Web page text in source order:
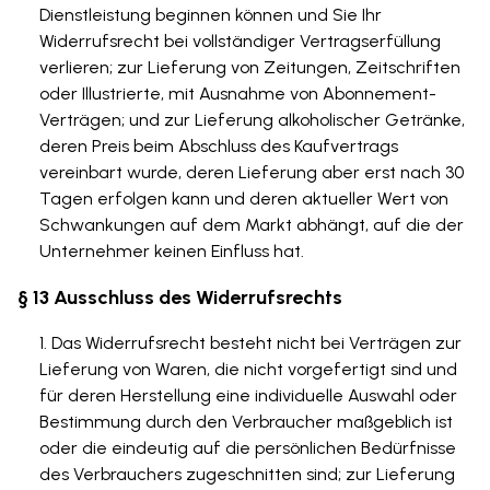
Dienstleistung beginnen können und Sie Ihr
Widerrufsrecht bei vollständiger Vertragserfüllung
verlieren; zur Lieferung von Zeitungen, Zeitschriften
oder Illustrierte, mit Ausnahme von Abonnement-
Verträgen; und zur Lieferung alkoholischer Getränke,
deren Preis beim Abschluss des Kaufvertrags
vereinbart wurde, deren Lieferung aber erst nach 30
Tagen erfolgen kann und deren aktueller Wert von
Schwankungen auf dem Markt abhängt, auf die der
Unternehmer keinen Einfluss hat.
§ 13 Ausschluss des Widerrufsrechts
Das Widerrufsrecht besteht nicht bei Verträgen zur
Lieferung von Waren, die nicht vorgefertigt sind und
für deren Herstellung eine individuelle Auswahl oder
Bestimmung durch den Verbraucher maßgeblich ist
oder die eindeutig auf die persönlichen Bedürfnisse
des Verbrauchers zugeschnitten sind; zur Lieferung